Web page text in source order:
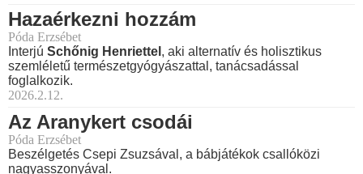
Hazaérkezni hozzám
Póda Erzsébet
Interjú Schőnig Henriettel , aki alternatív és holisztikus
szemléletű természetgyógyászattal, tanácsadással
foglalkozik.
2026.2.12.
Az Aranykert csodái
Póda Erzsébet
Beszélgetés Csepi Zsuzsával, a bábjátékok csallóközi
nagyasszonyával.